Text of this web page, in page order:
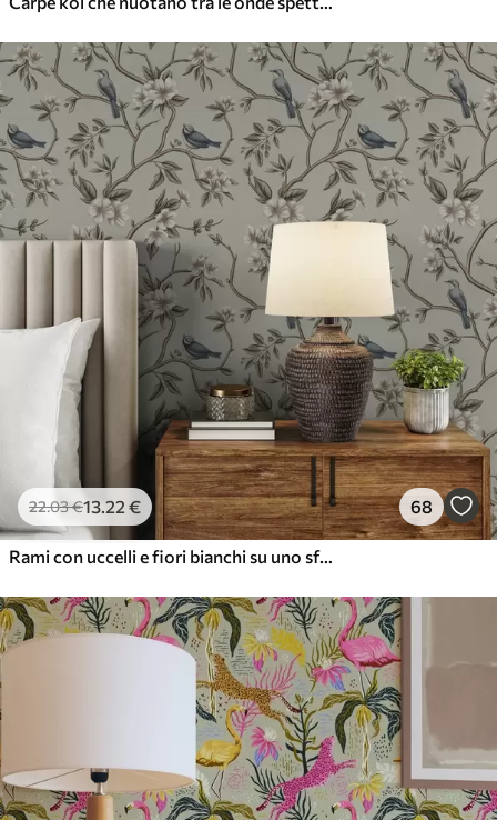
22.03€13.22 € 68
Rami con uccelli e fiori bianchi su uno sfondo delicato